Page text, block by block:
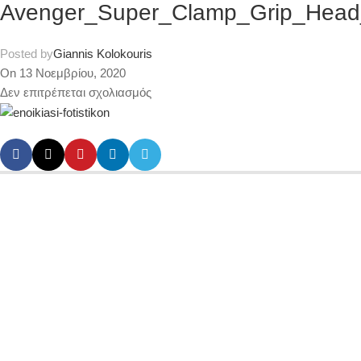
Posted byGiannis Kolokouris
On 13 Νοεμβρίου, 2020
Δεν επιτρέπεται σχολιασμός